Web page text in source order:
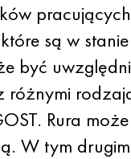
są w
być
Rura
W tym